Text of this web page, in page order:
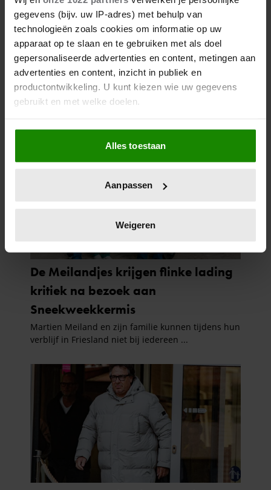
gegevens (bijv. uw IP-adres) met behulp van
technologieën zoals cookies om informatie op uw
apparaat op te slaan en te gebruiken met als doel
gepersonaliseerde advertenties en content, metingen aan
advertenties en content, inzicht in publiek en
productontwikkeling. U kunt kiezen wie uw gegevens
gebruikt en met welke doelen.
Als u het toestaat, willen we ook graag:
Informatie verzamelen over uw geografische
locatie, die tot een paar meter nauwkeurig kan zijn
scannen op specifieke eigenschappen (fingerprinting)
verwerkt en stel uw voorkeuren in het
intrekken in de Cookieverklaring.
We gebruiken cookies om content en advertenties te
personaliseren, om functies voor social media te bieden
en om ons websiteverkeer te analyseren. Ook delen we
informatie over uw gebruik van onze site met onze
partners voor social media, adverteren en analyse. Deze
informatie die u aan ze heeft verstrekt of die ze hebben
verzameld op basis van uw gebruik van hun services. U
gaat akkoord met onze cookies als u onze website blijft
Alles toestaan
Aanpassen
Weigeren